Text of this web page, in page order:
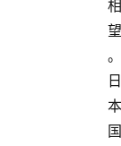
相
望
。
日
本
国